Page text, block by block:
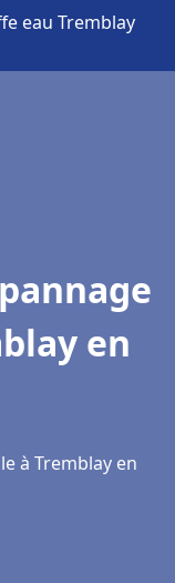
eau Tremblay
en
à Tremblay en